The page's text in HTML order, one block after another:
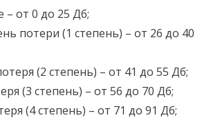
– от 0 до 25 Дб;
потери (1 степень) – от 26 до 40
(2 степень) – от 41 до 55 Дб;
(3 степень) – от 56 до 70 Дб;
(4 степень) – от 71 до 91 Дб;